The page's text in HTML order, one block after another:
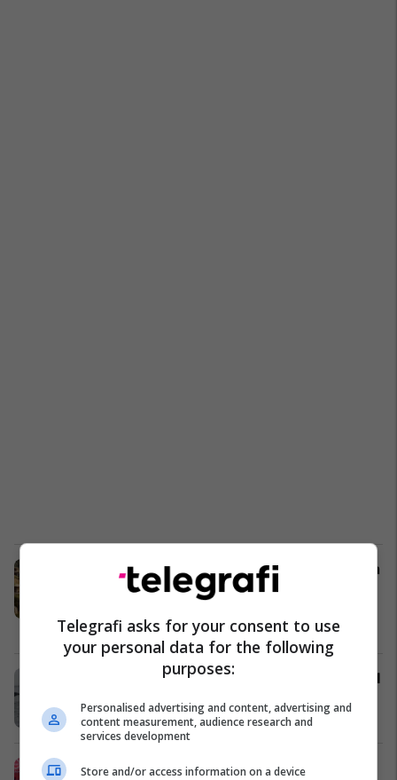
Dhëndri i Trump prezanton projektin
veror në Shqipëri: Po ndërtojmë
kalonte pushimet
Shqipëri 17/05/2025
Delfinët mahnitin turistët, spektakël
Shqipëri 11/04/2025
Banorët e Big Brother VIP Albania 4
Telegrafi asks for your consent to use
your personal data for the following
purposes:
Personalised advertising and content, advertising and
content measurement, audience research and
services development
Store and/or access information on a device